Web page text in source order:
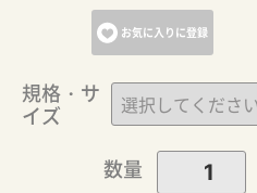
お気に入りに登録
規格・サ
イズ
数量